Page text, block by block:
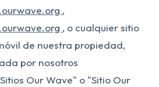
,
, o cualquier sitio
de nuestra propiedad,
por nosotros
Our Wave" o "Sitio Our